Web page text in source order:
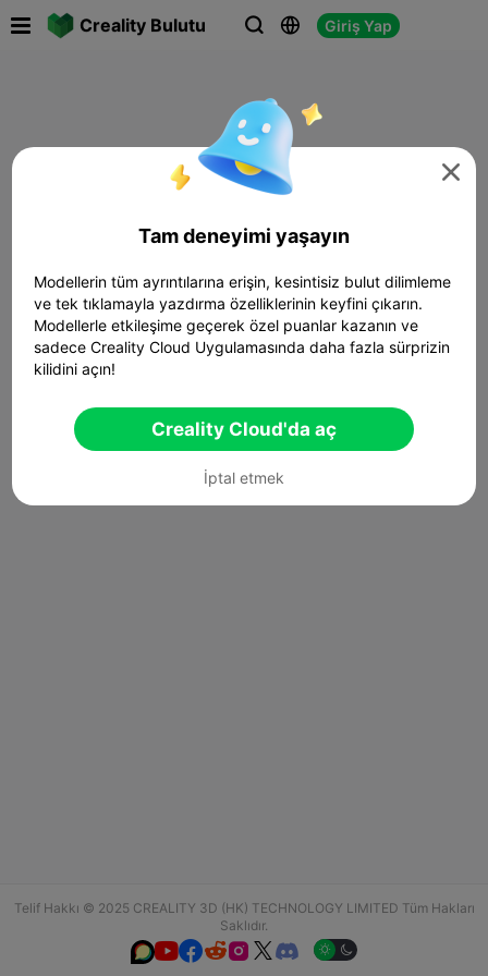
Creality Bulutu   Giriş Yap
Telif Hakkı © 2025 CREALITY 3D (HK) TECHNOLOGY LIMITED Tüm Hakları
Saklıdır.
  

Tam deneyimi yaşayın
Modellerin tüm ayrıntılarına erişin, kesintisiz bulut dilimleme
ve tek tıklamayla yazdırma özelliklerinin keyfini çıkarın.
Modellerle etkileşime geçerek özel puanlar kazanın ve
sadece Creality Cloud Uygulamasında daha fazla sürprizin
kilidini açın!
Creality Cloud'da aç
İptal etmek